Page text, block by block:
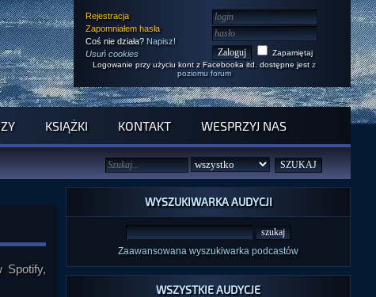
Rejestracja
Zapomniałem hasła
Coś nie działa? Napisz!
Usuń cookies
Zapamiętaj
Logowanie przy użyciu kont z Facebooka itd. dostępne jest z
poziomu forum
KSIĄŻKI KONTAKT WESPRZYJ NAS
Spotify,
WYSZUKIWARKA AUDYCJI
Zaawansowana wyszukiwarka podcastów
WSZYSTKIE AUDYCJE